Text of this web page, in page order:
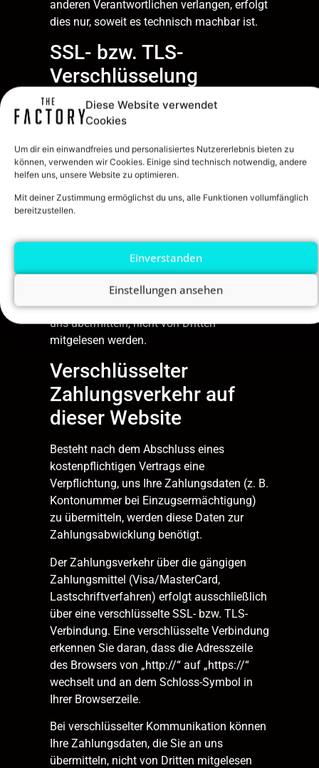
Diese Website verwendet
Cookies
Um dir ein einwandfreies und personalisiertes Nutzererlebnis bieten zu
können, verwenden wir Cookies. Einige sind technisch notwendig, andere
helfen uns, unsere Website zu optimieren.
Mit deiner Zustimmung ermöglichst du uns, alle Funktionen vollumfänglich
bereitzustellen.
Einverstanden
Einstellungen ansehen
anderen Verantwortlichen verlangen, erfolgt
dies nur, soweit es technisch machbar ist.
SSL- bzw. TLS-
Verschlüsselung
Diese Seite nutzt aus Sicherheitsgründen
und zum Schutz der Übertragung
Bestellungen oder Anfragen, die Sie an uns
als Seitenbetreiber senden, eine SSL- bzw.
TLS-Verschlüsselung. Eine verschlüsselte
Verbindung erkennen Sie daran, dass die
„https://“ wechselt und an dem Schloss-
Symbol in Ihrer Browserzeile.
Wenn die SSL- bzw. TLS-Verschlüsselung
aktiviert ist, können die Daten, die Sie an
uns übermitteln, nicht von Dritten
mitgelesen werden.
Verschlüsselter
Zahlungsverkehr auf
dieser Website
Besteht nach dem Abschluss eines
kostenpflichtigen Vertrags eine
Verpflichtung, uns Ihre Zahlungsdaten (z. B.
Kontonummer bei Einzugsermächtigung)
zu übermitteln, werden diese Daten zur
Zahlungsabwicklung benötigt.
Der Zahlungsverkehr über die gängigen
Zahlungsmittel (Visa/MasterCard,
Lastschriftverfahren) erfolgt ausschließlich
über eine verschlüsselte SSL- bzw. TLS-
Verbindung. Eine verschlüsselte Verbindung
erkennen Sie daran, dass die Adresszeile
des Browsers von „http://“ auf „https://“
wechselt und an dem Schloss-Symbol in
Ihrer Browserzeile.
Bei verschlüsselter Kommunikation können
Ihre Zahlungsdaten, die Sie an uns
übermitteln, nicht von Dritten mitgelesen